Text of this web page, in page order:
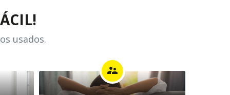
usados.
supervisor_account